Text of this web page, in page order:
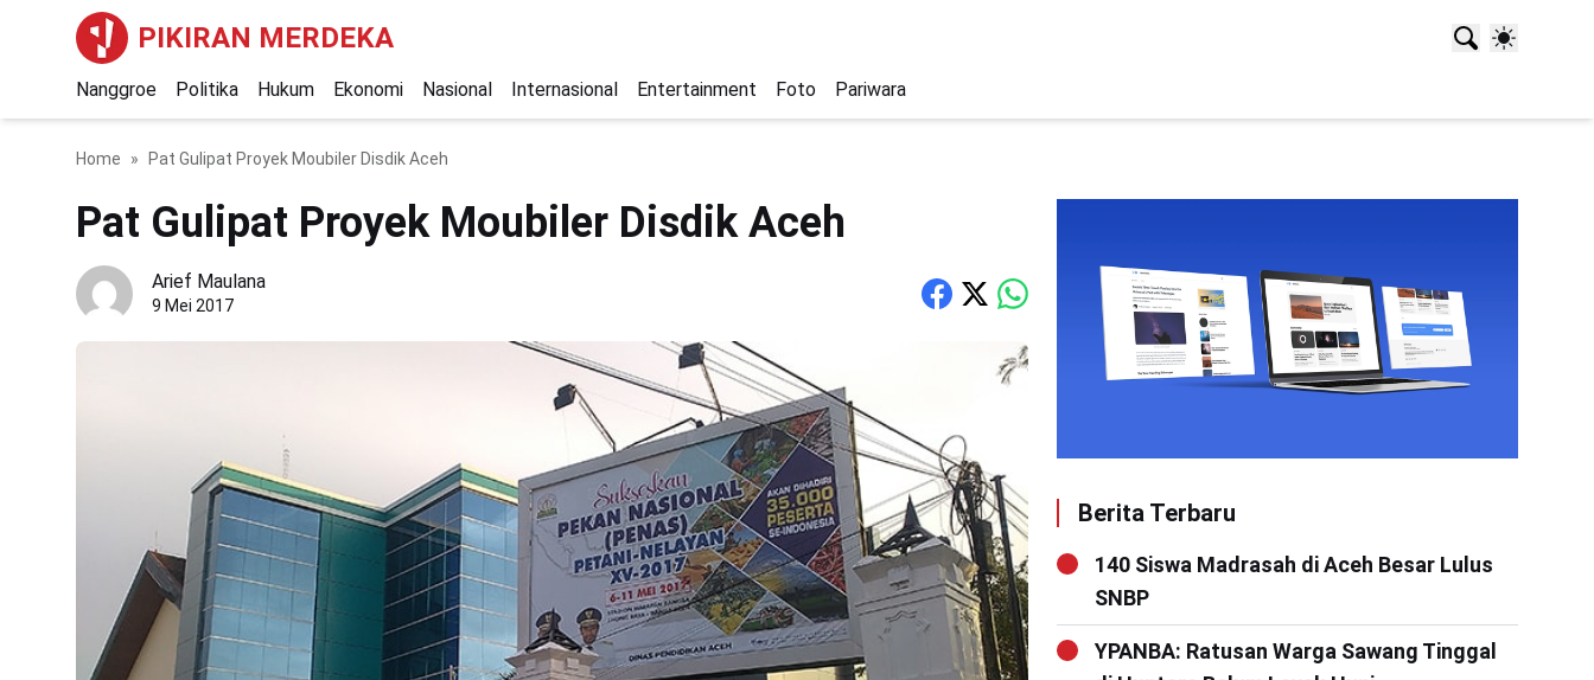
PIKIRAN MERDEKA
Nanggroe Politika Hukum Ekonomi Nasional Internasional Entertainment Foto Pariwara
Home Pat Gulipat Proyek Moubiler Disdik Aceh
Pat Gulipat Proyek Moubiler Disdik Aceh
Arief Maulana
9 Mei 2017
Berita Terbaru
140 Siswa Madrasah di Aceh Besar Lulus
SNBP
YPANBA: Ratusan Warga Sawang Tinggal